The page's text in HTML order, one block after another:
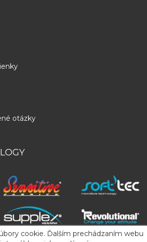
cookie. Ďalším prechádzaním webu
otázky